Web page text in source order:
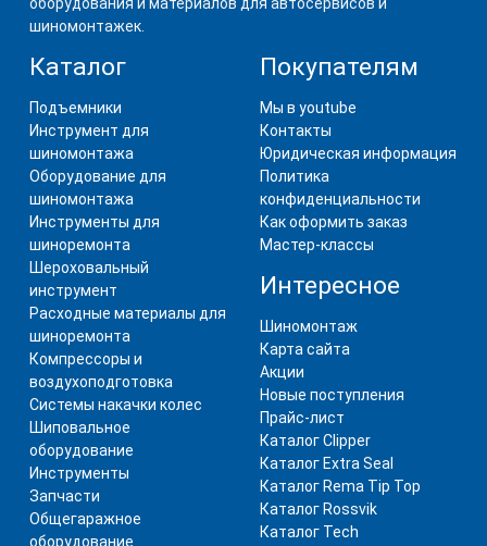
оборудования и материалов для автосервисов и
шиномонтажек.
Каталог
Подъемники
Инструмент для
шиномонтажа
Оборудование для
шиномонтажа
Инструменты для
шиноремонта
Шероховальный
инструмент
Расходные материалы для
шиноремонта
Компрессоры и
воздухоподготовка
Системы накачки колес
Шиповальное
оборудование
Инструменты
Запчасти
Общегаражное
оборудование
Покупателям
Мы в youtube
Контакты
Юридическая информация
Политика
конфиденциальности
Как оформить заказ
Мастер-классы
Интересное
Шиномонтаж
Карта сайта
Акции
Новые поступления
Прайс-лист
Каталог Clipper
Каталог Extra Seal
Каталог Rema Tip Top
Каталог Rossvik
Каталог Tech